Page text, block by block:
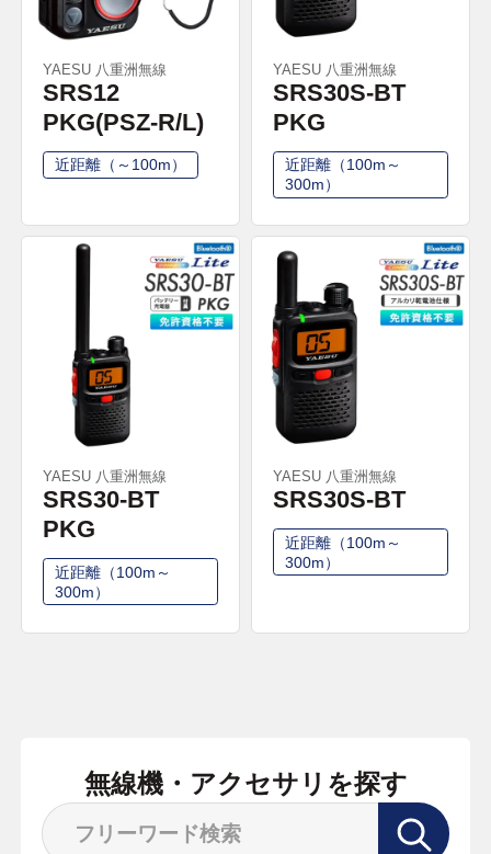
YAESU 八重洲無線
SRS12
PKG(PSZ-R/L)
近距離（～100m）
YAESU 八重洲無線
SRS30S-BT
PKG
近距離（100m～
300m）
YAESU 八重洲無線
SRS30-BT
PKG
近距離（100m～
300m）
YAESU 八重洲無線
SRS30S-BT
近距離（100m～
300m）
無線機・アクセサリを探す